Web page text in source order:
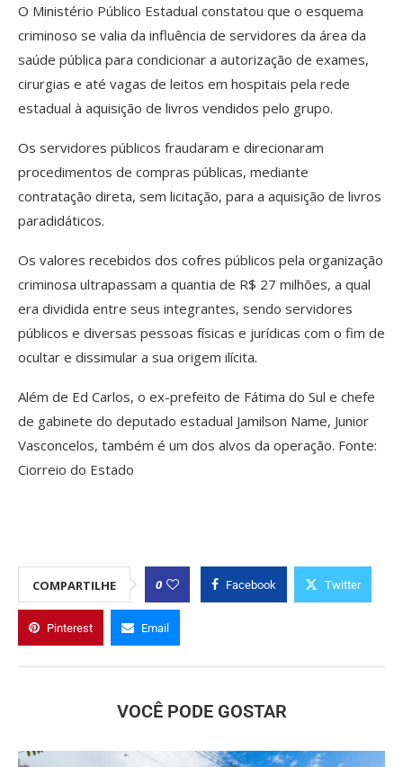
O Ministério Público Estadual constatou que o esquema
criminoso se valia da influência de servidores da área da
saúde pública para condicionar a autorização de exames,
cirurgias e até vagas de leitos em hospitais pela rede
estadual à aquisição de livros vendidos pelo grupo.
Os servidores públicos fraudaram e direcionaram
procedimentos de compras públicas, mediante
contratação direta, sem licitação, para a aquisição de livros
paradidáticos.
Os valores recebidos dos cofres públicos pela organização
criminosa ultrapassam a quantia de R$ 27 milhões, a qual
era dividida entre seus integrantes, sendo servidores
públicos e diversas pessoas físicas e jurídicas com o fim de
ocultar e dissimular a sua origem ilícita.
Além de Ed Carlos, o ex-prefeito de Fátima do Sul e chefe
de gabinete do deputado estadual Jamilson Name, Junior
Vasconcelos, também é um dos alvos da operação. Fonte:
Ciorreio do Estado
COMPARTILHE 0 Facebook Twitter
Pinterest Email
VOCÊ PODE GOSTAR